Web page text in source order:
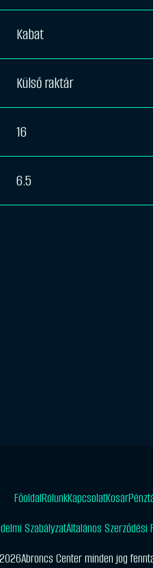
Kabat
Külső raktár
16
6.5
FőoldalRólunkKapcsolatKosár
SzabályzatÁltalános Szerződési
2026Abroncs Center minden jog